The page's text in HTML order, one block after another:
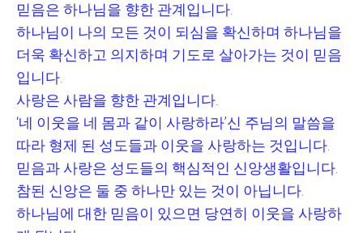
믿음은 하나님을 향한 관계입니다
하나님이 나의 모든 것이 되심을 확신하며 하나님을
더욱 확신하고 의지하며 기도로 살아가는 것이 믿음
입니다
사랑은 사람을 향한 관계입니다
‘네 이웃을 네 몸과 같이 사랑하라’신 주님의 말씀을
따라 형제 된 성도들과 이웃을 사랑하는 것입니다
믿음과 사랑은 성도들의 핵심적인 신앙생활입니다
참된 신앙은 둘 중 하나만 있는 것이 아닙니다
하나님에 대한 믿음이 있으면 당연히 이웃을 사랑하